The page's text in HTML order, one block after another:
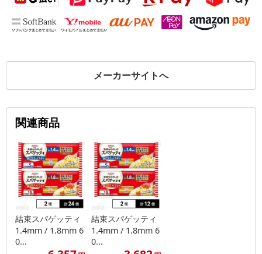
メーカーサイトへ
関連商品
結束スパゲッティ
1.4mm / 1.8mm 6
0...
結束スパゲッティ
1.4mm / 1.8mm 6
0...